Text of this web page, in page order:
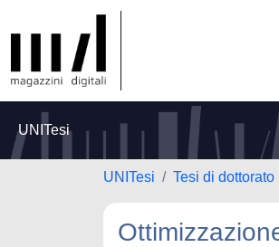
UNITesi
UNITesi Tesi di dottorato